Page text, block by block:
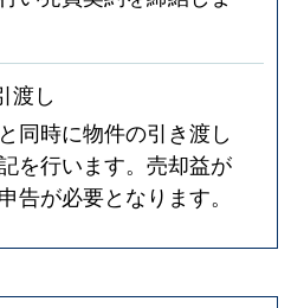
渡し
同時に物件の引き渡し
を行います。売却益が
告が必要となります。